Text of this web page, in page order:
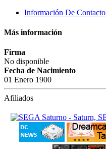
Información De Contacto
Más información
Firma
No disponible
Fecha de Nacimiento
01 Enero 1900
Afiliados